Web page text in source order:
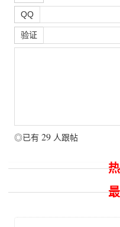
QQ
验证
◎已有 29 人跟帖